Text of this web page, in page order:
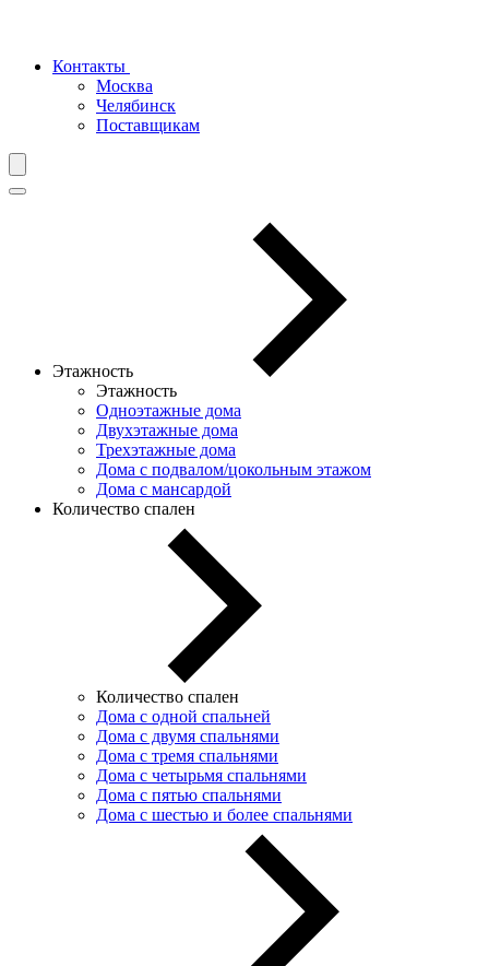
Контакты
Москва
Челябинск
Поставщикам
Этажность
Этажность
Одноэтажные дома
Двухэтажные дома
Трехэтажные дома
Дома с подвалом/цокольным этажом
Дома с мансардой
Количество спален
Количество спален
Дома с одной спальней
Дома с двумя спальнями
Дома с тремя спальнями
Дома с четырьмя спальнями
Дома с пятью спальнями
Дома с шестью и более спальнями